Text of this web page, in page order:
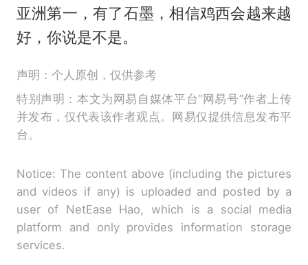
亚洲第一，有了石墨，相信鸡西会越来越
好，你说是不是。
声明：个人原创，仅供参考
特别声明：本文为网易自媒体平台“网易号”作者上传
并发布，仅代表该作者观点。网易仅提供信息发布平
台。
Notice: The content above (including the pictures
and videos if any) is uploaded and posted by a
user of NetEase Hao, which is a social media
platform and only provides information storage
services.